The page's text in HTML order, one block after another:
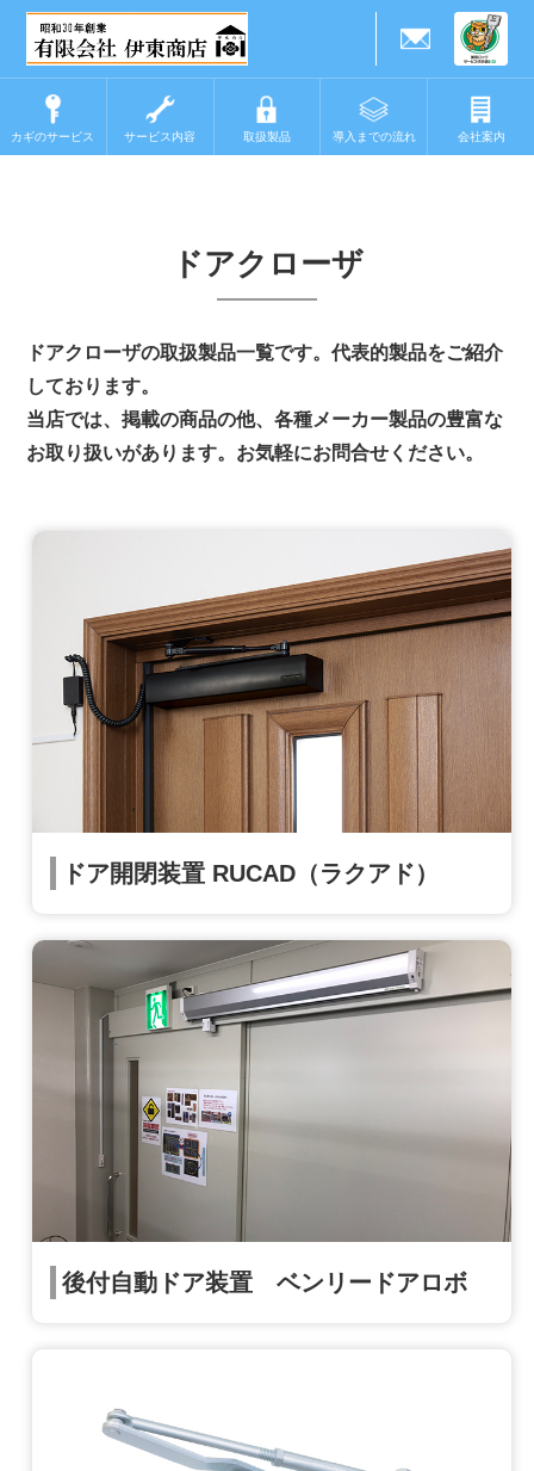
カギのサービス サービス内容 取扱製品 導入までの流れ 会社案内
ドアクローザ
ドアクローザの取扱製品一覧です。代表的製品をご紹介
しております。
当店では、掲載の商品の他、各種メーカー製品の豊富な
お取り扱いがあります。お気軽にお問合せください。
ドア開閉装置 RUCAD（ラクアド）
後付自動ドア装置 ベンリードアロボ